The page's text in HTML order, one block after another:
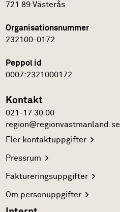
721 89 Västerås
Organisationsnummer
232100-0172
Peppol id
0007:2321000172
Kontakt
021-17 30 00
region@regionvastmanland.se
Flerkontaktuppgifter
Pressrum
Faktureringsuppgifter
Om personuppgifter